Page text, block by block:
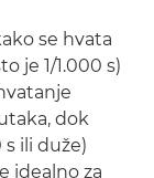
se hvata
je 1/1.000 s)
dok
s ili duže)
idealno za